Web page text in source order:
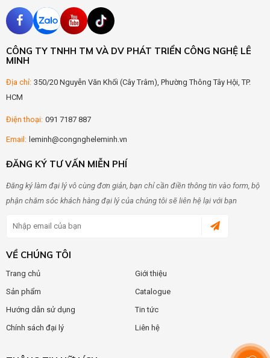
CÔNG TY TNHH TM VÀ DV PHÁT TRIỂN CÔNG NGHỆ LÊ
MINH
Địa chỉ: 350/20 Nguyễn Văn Khối (Cây Trâm), Phường Thông Tây Hội, TP.
HCM
Điện thoại: 091 7187 887
Email: leminh@congngheleminh.vn
ĐĂNG KÝ TƯ VẤN MIỄN PHÍ
Đăng ký làm đại lý vô cùng đơn giản, bạn chỉ cần điền thông tin vào form, bộ
phận chăm sóc khách hàng đại lý của chúng tôi sẽ liên hệ lại với bạn
VỀ CHÚNG TÔI
Trang chủ
Giới thiệu
Sản phẩm
Catalogue
Hướng dẫn sử dụng
Tin tức
Chính sách đại lý
Liên hệ